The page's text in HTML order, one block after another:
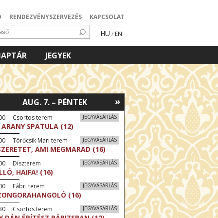
RENDEZVÉNYSZERVEZÉS KAPCSOLAT
HU / EN
JEGYEK
»
AUG. 7. – PÉNTEK
JEGYVÁSÁRLÁS
Csortos terem
SPATULA (12)
JEGYVÁSÁRLÁS
Törőcsik Mari terem
AMI MEGMARAD (16)
JEGYVÁSÁRLÁS
Díszterem
HAIFA! (16)
JEGYVÁSÁRLÁS
Fábri terem
(16)
JEGYVÁSÁRLÁS
Csortos terem